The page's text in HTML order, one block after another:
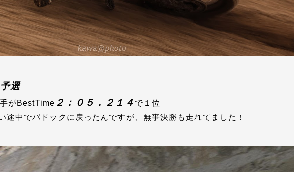
選
がBestTime ２：０５．２１４ で１位
途中でパドックに戻ったんですが、無事決勝も走れてました！